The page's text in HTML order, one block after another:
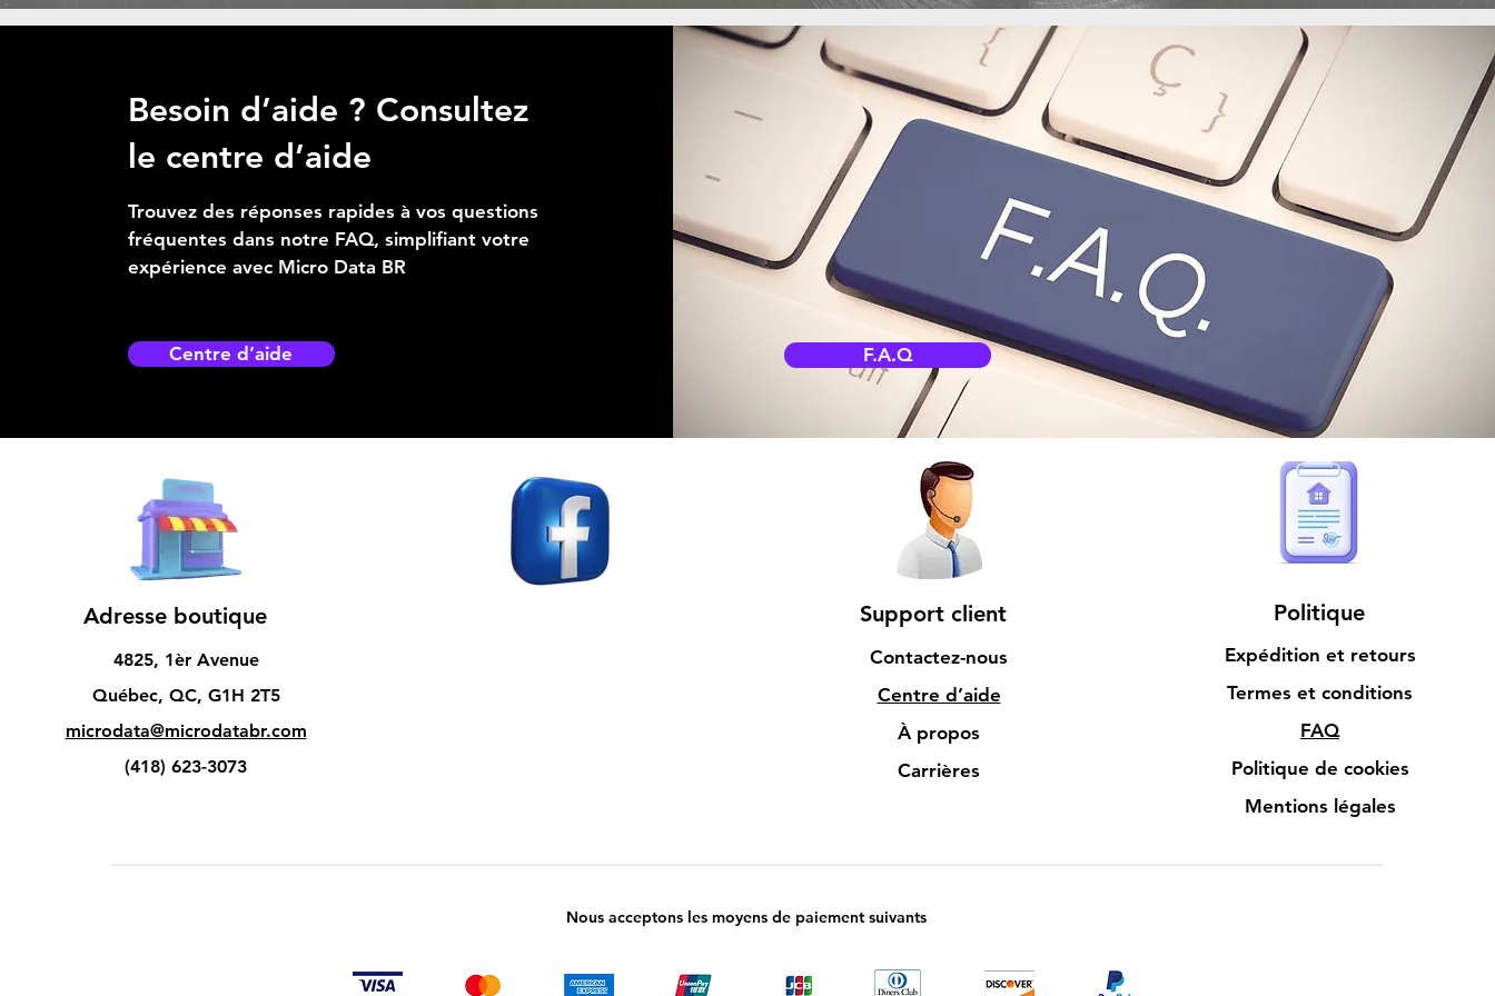
Besoin d’aide ? Consultez
le centre d’aide
Trouvez des réponses rapides à vos questions
fréquentes dans notre FAQ, simplifiant votre
expérience avec Micro Data BR
Centre d’aide F.A.Q
Adresse boutique
4825, 1èr Avenue
Québec, QC, G1H 2T5
microdata@microdatabr.com
(418) 623-3073
Support client
Contactez-nous
Centre d’aide
À propos
Carrières
Politique
Expédition et retours
Termes et conditions
FAQ
Politique de cookies
Mentions légales
Nous acceptons les moyens de paiement suivants